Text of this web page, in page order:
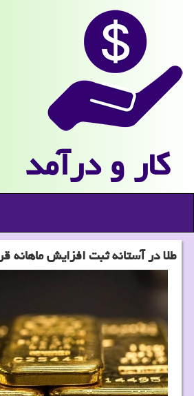
كار و درآمد
طلا در آستانه ثبت افزایش ماهانه